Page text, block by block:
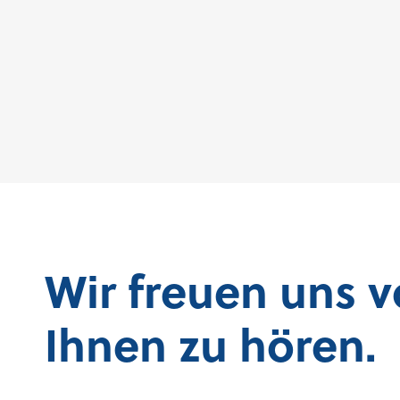
Wir freuen uns
Ihnen zu hören.